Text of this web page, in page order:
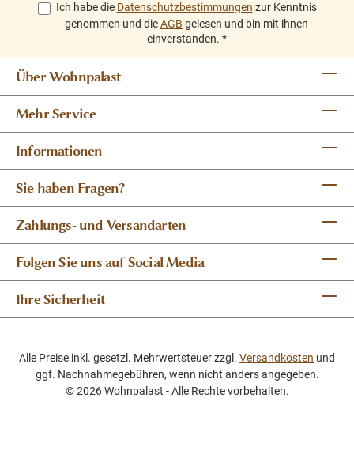
Ich habe die Datenschutzbestimmungen zur Kenntnis
genommen und dieAGB gelesen und bin mit ihnen
einverstanden. *
Über Wohnpalast
Mehr Service
Informationen
Sie haben Fragen?
Zahlungs- und Versandarten
Folgen Sie uns auf Social Media
Ihre Sicherheit
Alle Preise inkl. gesetzl. Mehrwertsteuer zzgl. Versandkosten und
ggf. Nachnahmegebühren, wenn nicht anders angegeben.
© 2026 Wohnpalast - Alle Rechte vorbehalten.